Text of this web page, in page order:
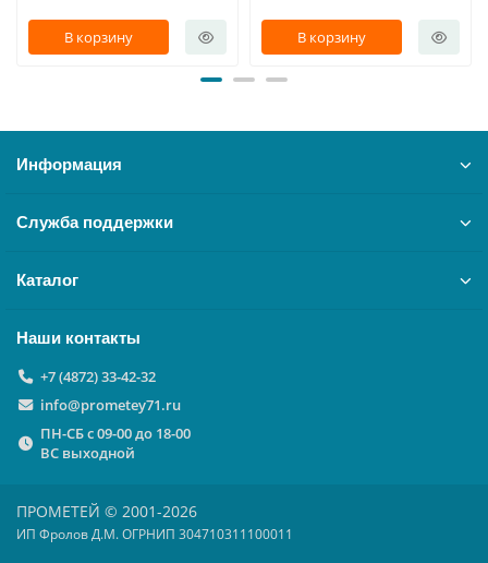
В корзину В корзину
Информация
Служба поддержки
Каталог
Наши контакты
+7 (4872) 33-42-32
info@prometey71.ru
ПН-СБ с 09-00 до 18-00
ВС выходной
ПРОМЕТЕЙ © 2001-2026
ИП Фролов Д.М. ОГРНИП 304710311100011